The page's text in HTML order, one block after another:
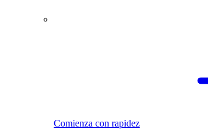
Comienza con rapidez